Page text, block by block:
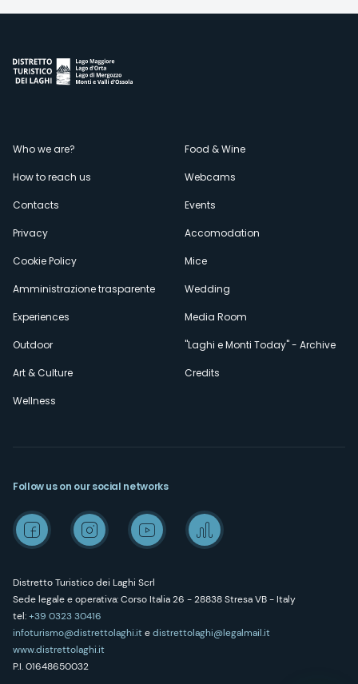
Menù
secondario
Who we are?
How to reach us
Contacts
Privacy
Cookie Policy
Amministrazione trasparente
Experiences
Outdoor
Art & Culture
Wellness
Food & Wine
Webcams
Events
Accomodation
Mice
Wedding
Media Room
"Laghi e Monti Today" - Archive
Credits
Distretto Turistico dei Laghi Scrl
Sede legale e operativa: Corso Italia 26 - 28838 Stresa VB - Italy
tel:+39 0323 30416
infoturismo@distrettolaghi.itedistrettolaghi@legalmail.it
www.distrettolaghi.it
P.I. 01648650032
Follow us on our social networks